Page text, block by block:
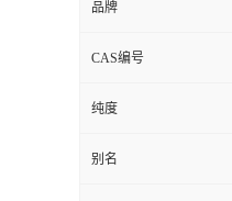
品牌
CAS编号
纯度
别名